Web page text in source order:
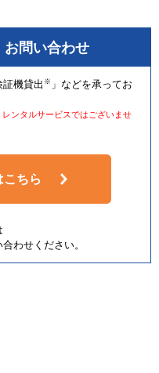
お問い合わせ
証機貸出 ※ 」などを承ってお
ンタルサービスではございませ
ちら
わせください。